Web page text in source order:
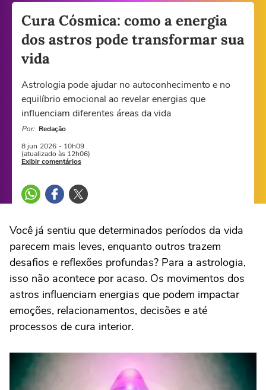
Cura Cósmica: como a energia
dos astros pode transformar sua
vida
Astrologia pode ajudar no autoconhecimento e no
equilíbrio emocional ao revelar energias que
influenciam diferentes áreas da vida
Por: Redação
8 jun 2026 - 10h09
(atualizado às 12h06)
Exibir comentários
Você já sentiu que determinados períodos da vida
parecem mais leves, enquanto outros trazem
desafios e reflexões profundas? Para a astrologia,
isso não acontece por acaso. Os movimentos dos
astros influenciam energias que podem impactar
emoções, relacionamentos, decisões e até
processos de cura interior.